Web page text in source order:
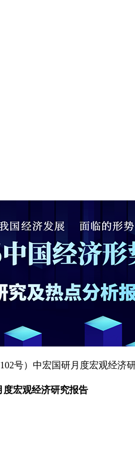
号）中宏国研月度宏观经济
度宏观经济研究报告